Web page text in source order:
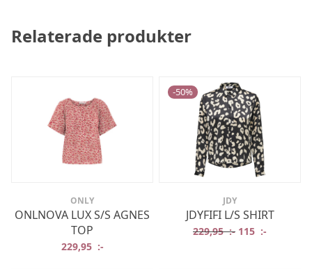
Relaterade produkter
ONLY
ONLNOVA LUX S/S AGNES
TOP
229,95 :-
-50%
JDY
JDYFIFI L/S SHIRT
229,95:- Det
115 :-